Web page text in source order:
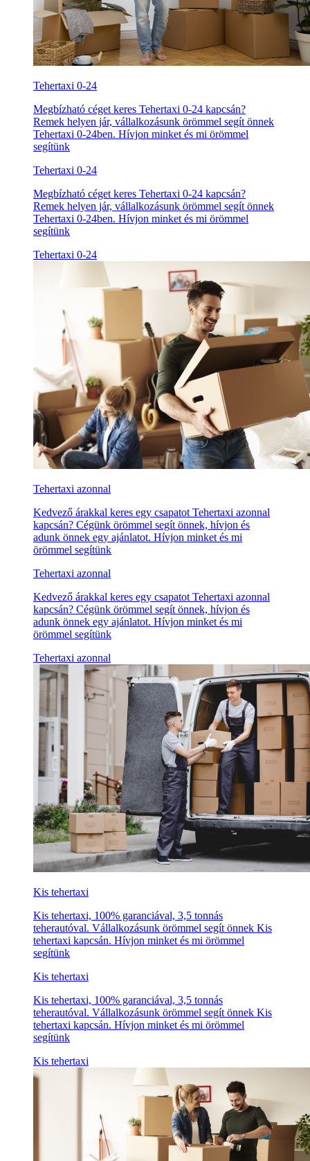
Tehertaxi 0-24
Megbízható céget keres Tehertaxi 0-24 kapcsán?
Remek helyen jár, vállalkozásunk örömmel segít önnek
Tehertaxi 0-24ben. Hívjon minket és mi örömmel
segítünk
Tehertaxi 0-24
Megbízható céget keres Tehertaxi 0-24 kapcsán?
Remek helyen jár, vállalkozásunk örömmel segít önnek
Tehertaxi 0-24ben. Hívjon minket és mi örömmel
segítünk
Tehertaxi 0-24
Tehertaxi azonnal
Kedvező árakkal keres egy csapatot Tehertaxi azonnal
kapcsán? Cégünk örömmel segít önnek, hívjon és
adunk önnek egy ajánlatot. Hívjon minket és mi
örömmel segítünk
Tehertaxi azonnal
Kedvező árakkal keres egy csapatot Tehertaxi azonnal
kapcsán? Cégünk örömmel segít önnek, hívjon és
adunk önnek egy ajánlatot. Hívjon minket és mi
örömmel segítünk
Tehertaxi azonnal
Kis tehertaxi
Kis tehertaxi, 100% garanciával, 3,5 tonnás
teherautóval. Vállalkozásunk örömmel segít önnek Kis
tehertaxi kapcsán. Hívjon minket és mi örömmel
segítünk
Kis tehertaxi
Kis tehertaxi, 100% garanciával, 3,5 tonnás
teherautóval. Vállalkozásunk örömmel segít önnek Kis
tehertaxi kapcsán. Hívjon minket és mi örömmel
segítünk
Kis tehertaxi